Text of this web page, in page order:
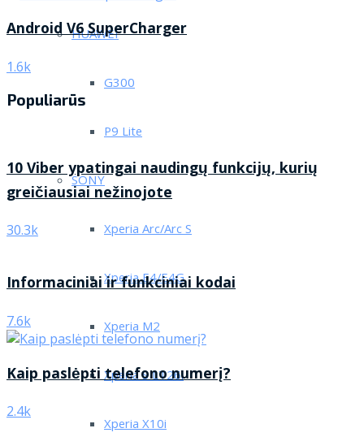
HUAWEI
G300
P9 Lite
SONY
Xperia Arc/Arc S
Xperia E4/E4G
Xperia M2
Xperia S LT26i
Xperia X10i
Android V6 SuperCharger
1.6k
Populiarūs
10 Viber ypatingai naudingų funkcijų, kurių
greičiausiai nežinojote
30.3k
Informaciniai ir funkciniai kodai
7.6k
Kaip paslėpti telefono numerį?
2.4k